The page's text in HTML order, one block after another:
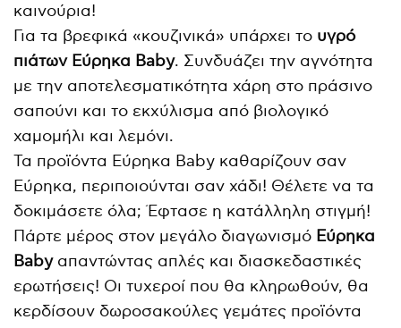
καινούρια!
Για τα βρεφικά «κουζινικά» υπάρχει το υγρό
πιάτων Εύρηκα Baby. Συνδυάζει την αγνότητα
με την αποτελεσματικότητα χάρη στο πράσινο
σαπούνι και το εκχύλισμα από βιολογικό
χαμομήλι και λεμόνι.
Τα προϊόντα Εύρηκα Baby καθαρίζουν σαν
Εύρηκα, περιποιούνται σαν χάδι! Θέλετε να τα
δοκιμάσετε όλα; Έφτασε η κατάλληλη στιγμή!
Πάρτε μέρος στον μεγάλο διαγωνισμό Εύρηκα
Babyαπαντώντας απλές και διασκεδαστικές
ερωτήσεις! Οι τυχεροί που θα κληρωθούν, θα
κερδίσουν δωροσακούλες γεμάτες προϊόντα